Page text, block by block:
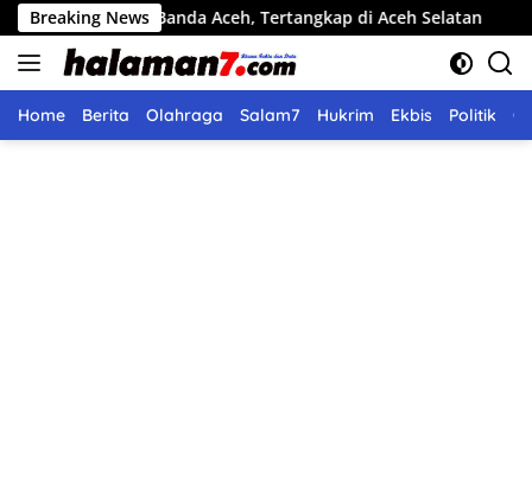
Langsung
ke
konten
Breaking News
Banda Aceh, Tertangkap di Aceh Selatan Pemko
Home Berita Olahraga Salam7 Hukrim Ekbis Politik